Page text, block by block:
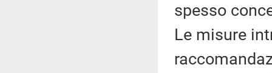
spesso
Le misure